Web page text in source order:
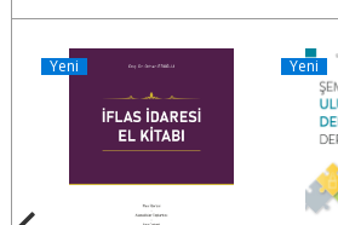
Yeni Yeni